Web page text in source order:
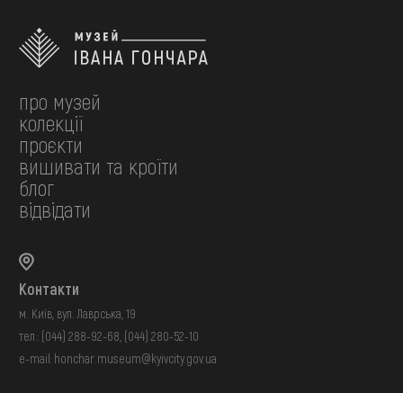
про музей
колекції
проєкти
вишивати та кроїти
блог
відвідати
Контакти
м. Київ, вул. Лаврська, 19
тел.: (044) 288-92-68 (044) 280-52-10
e-mail: honchar.museum@kyivcity.gov.ua